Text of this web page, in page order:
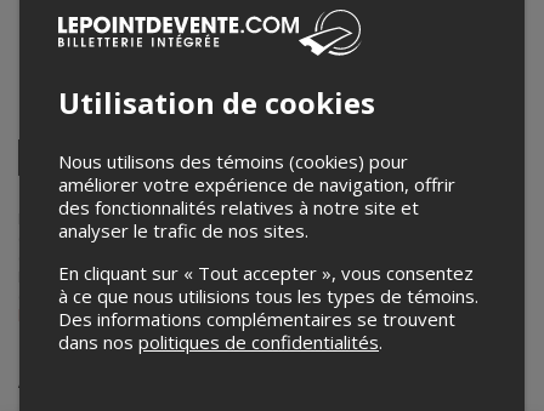
Le Studio Desjardins de la Place des Arts du Grand
Sudbury
Canada
Partagez cet événement
Facebook LinkedinPinterestEnvoyer
par
courriel
Lepointdevente.com agit à titre de mandataire pour CFOF
cadre de l’affichage en ligne et la vente de billets pour ses
Pour plus d’information à propos de cet événement, veuillez
contacter l’organisateur de l’événement,CFOF, à
billetterie@maplacedesarts.ca.
Achat de billets
Utilisation de cookies
Nous utilisons des témoins (cookies) pour
améliorer votre expérience de navigation, offrir
des fonctionnalités relatives à notre site et
analyser le trafic de nos sites.
En cliquant sur « Tout accepter », vous consentez
à ce que nous utilisions tous les types de témoins.
Des informations complémentaires se trouvent
dans nos politiques de confidentialités.